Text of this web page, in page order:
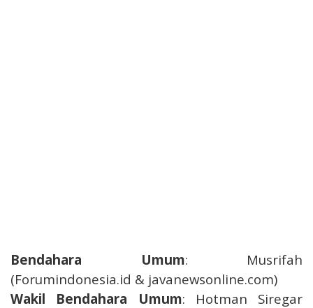
Bendahara Umum: Musrifah
(Forumindonesia.id & javanewsonline.com)
Wakil Bendahara Umum: Hotman Siregar